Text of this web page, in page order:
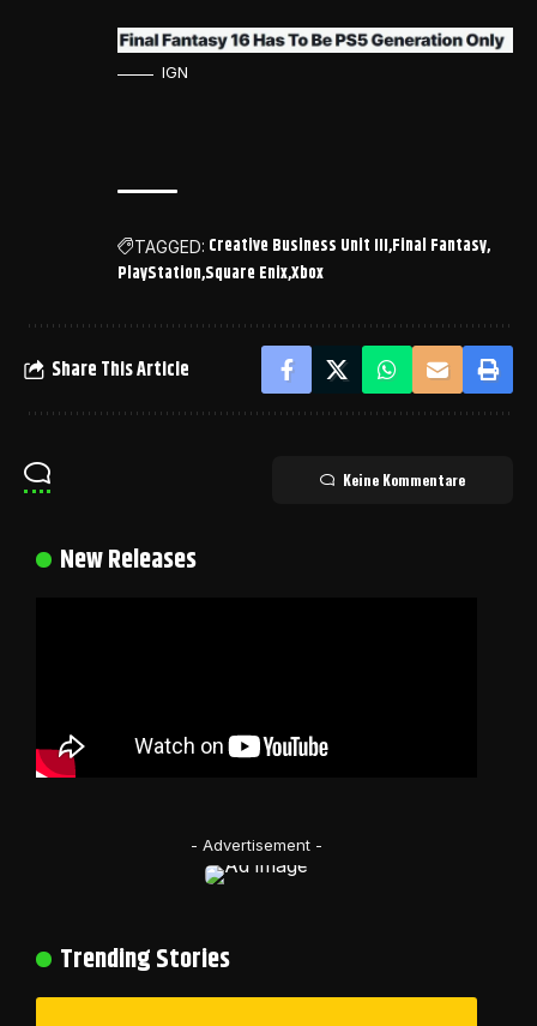
IGN
TAGGED: Creative Business Unit III Final Fantasy
PlayStation Square EnixXbox
Share This Article
Keine Kommentare
New Releases
- Advertisement -
Trending Stories